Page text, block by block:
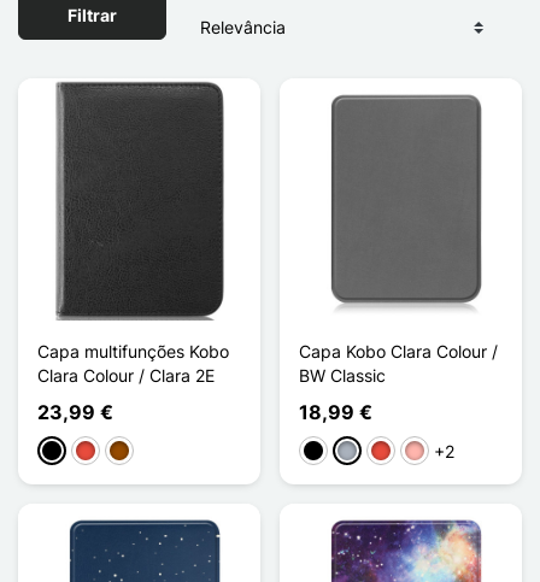
Filtrar
Capa multifunções Kobo
Clara Colour / Clara 2E
23,99 €
PretoVermelhoCastanho
Capa Kobo Clara Colour /
BW Classic
18,99 €
PretoCinzentoVermelho
Ouro rosa
+2